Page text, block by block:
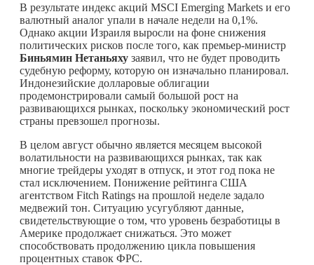
В результате индекс акций MSCI Emerging Markets и его
валютный аналог упали в начале недели на 0,1%.
Однако акции Израиля выросли на фоне снижения
политических рисков после того, как премьер-министр
Биньямин Нетаньяху заявил, что не будет проводить
судебную реформу, которую он изначально планировал.
Индонезийские долларовые облигации
продемонстрировали самый большой рост на
развивающихся рынках, поскольку экономический рост
страны превзошел прогнозы.
В целом август обычно является месяцем высокой
волатильности на развивающихся рынках, так как
многие трейдеры уходят в отпуск, и этот год пока не
стал исключением. Понижение рейтинга США
агентством Fitch Ratings на прошлой неделе задало
медвежий тон. Ситуацию усугубляют данные,
свидетельствующие о том, что уровень безработицы в
Америке продолжает снижаться. Это может
способствовать продолжению цикла повышения
процентных ставок ФРС.